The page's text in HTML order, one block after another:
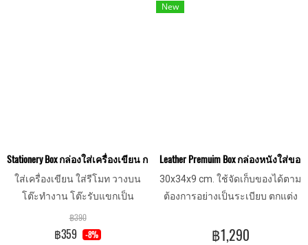
Stationery Box กล่องใส่เครื่องเขียน กล่องใส่รีโมท
ใส่เครื่องเขียน ใส่รีโมท วางบน
โต๊ะทำงาน โต๊ะรับแขกเป็น
ระเบียบ หาง่าย เป็นของตกแต่งใน
บ้าน คอนโด ออฟฟิศได้
฿390
฿359 -8%
New
Leather Premuim Box กล่องหนังใ
30x34x9 cm. ใช้จัดเก็บของได้ตาม
ต้องการอย่างเป็นระเบียบ ตกแต่ง
฿1,290